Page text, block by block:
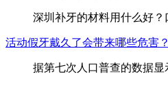
深圳补牙的材料用什么好
活动假牙戴久了​会带来哪些危害？
据第七次人口普查的数据